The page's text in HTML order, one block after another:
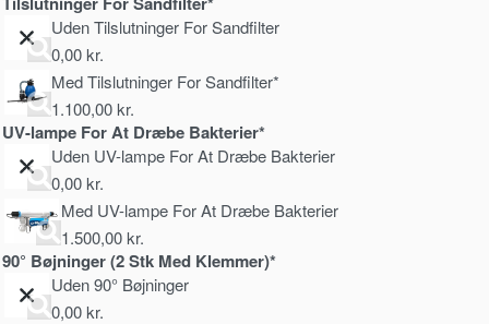
Uden Tilslutninger For Sandfilter
0,00kr.
Med Tilslutninger For Sandfilter*
1.100,00kr.
UV-lampe For At Dræbe Bakterier*
Uden UV-lampe For At Dræbe Bakterier
0,00kr.
Med UV-lampe For At Dræbe Bakterier
1.500,00kr.
90° Bøjninger (2 Stk Med Klemmer)*
Uden 90° Bøjninger
0,00kr.